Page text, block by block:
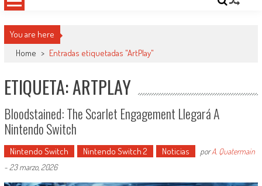
You are here
Home > Entradas etiquetadas "ArtPlay"
ETIQUETA: ARTPLAY
Bloodstained: The Scarlet Engagement Llegará A
Nintendo Switch
Nintendo Switch Nintendo Switch 2 Noticias porA. Quatermain
- 23 marzo, 2026